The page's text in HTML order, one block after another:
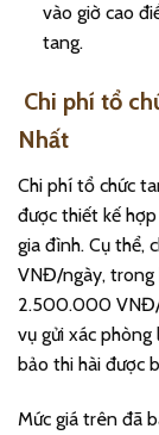
vào giờ cao
tang.
Chi phí tổ
Nhất
Chi phí tổ chức
được thiết kế
gia đình. Cụ
VNĐ/ngày, trong
2.500.000 VNĐ/
vụ gửi xác
bảo thi hài được
Mức giá trên đã